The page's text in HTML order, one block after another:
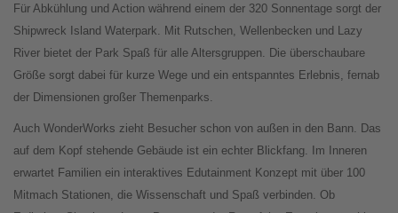
Für Abkühlung und Action während einem der 320 Sonnentage sorgt der
Shipwreck Island Waterpark. Mit Rutschen, Wellenbecken und Lazy
River bietet der Park Spaß für alle Altersgruppen. Die überschaubare
Größe sorgt dabei für kurze Wege und ein entspanntes Erlebnis, fernab
der Dimensionen großer Themenparks.
Auch WonderWorks zieht Besucher schon von außen in den Bann. Das
auf dem Kopf stehende Gebäude ist ein echter Blickfang. Im Inneren
erwartet Familien ein interaktives Edutainment Konzept mit über 100
Mitmach Stationen, die Wissenschaft und Spaß verbinden. Ob